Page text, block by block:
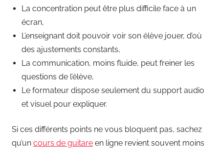
La concentration peut être plus difficile face à un
écran,
L’enseignant doit pouvoir voir son élève jouer, d’où
des ajustements constants,
La communication, moins fluide, peut freiner les
questions de l’élève,
Le formateur dispose seulement du support audio
et visuel pour expliquer.
Si ces différents points ne vous bloquent pas, sachez
qu’un cours de guitare en ligne revient souvent moins